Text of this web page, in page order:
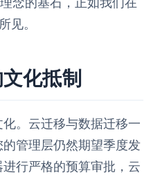
见。
化抵制
。云迁移与数据迁移一
的管理层仍然期望季度发
行严格的预算审批，云